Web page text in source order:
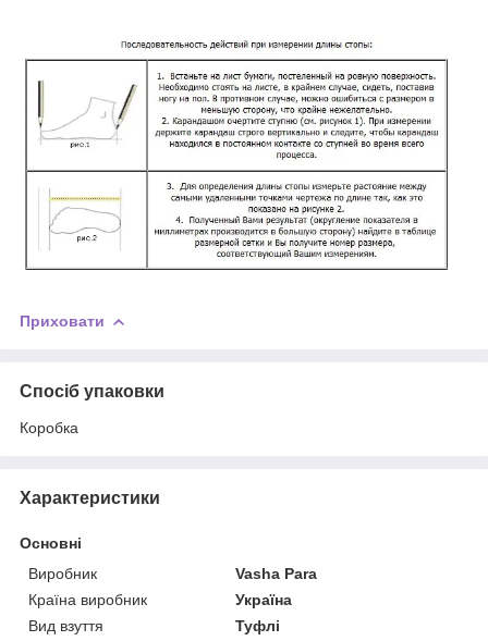
Приховати
Спосіб упаковки
Коробка
Характеристики
Основні
Виробник
Vasha Para
Країна виробник
Україна
Вид взуття
Туфлі